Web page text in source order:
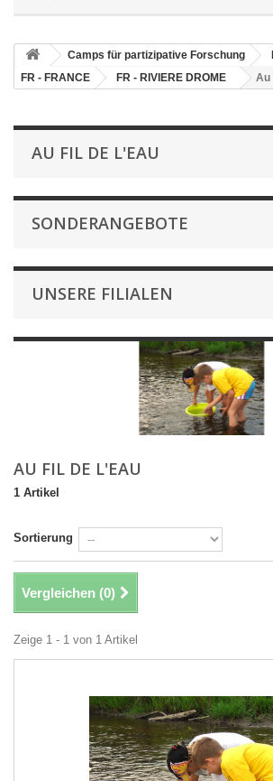
Camps für partizipative Forschung
FR - FRANCE
FR - RIVIERE DROME Au
AU FIL DE L'EAU
SONDERANGEBOTE
UNSERE FILIALEN
AU FIL DE L'EAU
1 Artikel
Sortierung
Vergleichen (0)
Zeige 1 - 1 von 1 Artikel